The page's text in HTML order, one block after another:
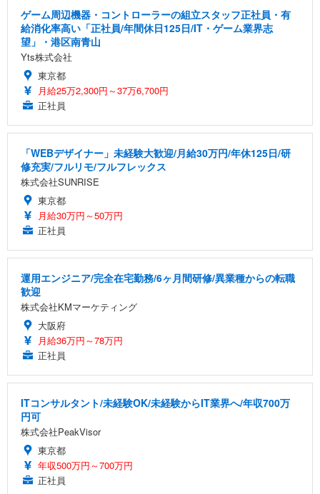
ゲーム周辺機器・コントローラーの組立スタッフ正社員・有
給消化率高い「正社員/年間休日125日/IT・ゲーム業界志
望」・港区南青山
Yts株式会社
東京都
月給25万2,300円～37万6,700円
正社員
「WEBデザイナー」未経験大歓迎/月給30万円/年休125日/研
修充実/フルリモ/フルフレックス
株式会社SUNRISE
東京都
月給30万円～50万円
正社員
運用エンジニア/完全在宅勤務/6ヶ月間研修/異業種からの転職
歓迎
株式会社KMマーケティング
大阪府
月給36万円～78万円
正社員
ITコンサルタント/未経験OK/未経験からIT業界へ/年収700万
円可
株式会社PeakVisor
東京都
年収500万円～700万円
正社員